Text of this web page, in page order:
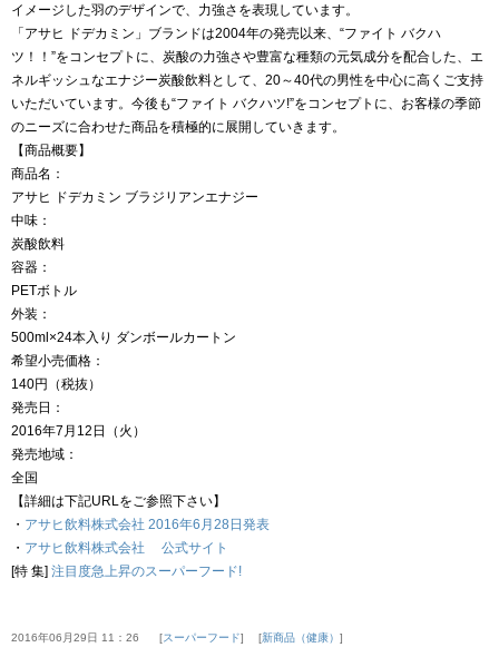
イメージした羽のデザインで、力強さを表現しています。
「アサヒ ドデカミン」ブランドは2004年の発売以来、“ファイト バクハ
ツ！！”をコンセプトに、炭酸の力強さや豊富な種類の元気成分を配合した、エ
ネルギッシュなエナジー炭酸飲料として、20～40代の男性を中心に高くご支持
いただいています。今後も“ファイト バクハツ!”をコンセプトに、お客様の季節
のニーズに合わせた商品を積極的に展開していきます。
【商品概要】
商品名：
アサヒ ドデカミン ブラジリアンエナジー
中味：
炭酸飲料
容器：
PETボトル
外装：
500ml×24本入り ダンボールカートン
希望小売価格：
140円（税抜）
発売日：
2016年7月12日（火）
発売地域：
全国
【詳細は下記URLをご参照下さい】
・ アサヒ飲料株式会社 2016年6月28日発表
・ アサヒ飲料株式会社 公式サイト
[特 集] 注目度急上昇のスーパーフード!
2016年06月29日 11：26 スーパーフード 新商品（健康）